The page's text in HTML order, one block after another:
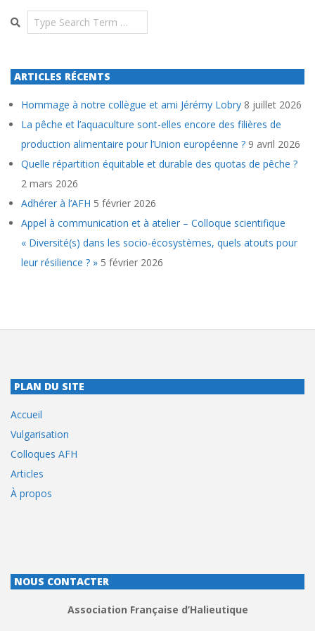
Search
ARTICLES RÉCENTS
Hommage à notre collègue et ami Jérémy Lobry 8 juillet 2026
La pêche et l’aquaculture sont-elles encore des filières de
production alimentaire pour l’Union européenne ? 9 avril 2026
Quelle répartition équitable et durable des quotas de pêche ?
2 mars 2026
Adhérer à l’AFH 5 février 2026
Appel à communication et à atelier – Colloque scientifique
« Diversité(s) dans les socio-écosystèmes, quels atouts pour
leur résilience ? » 5 février 2026
PLAN DU SITE
Accueil
Vulgarisation
Colloques AFH
Articles
À propos
NOUS CONTACTER
Association Française d’Halieutique